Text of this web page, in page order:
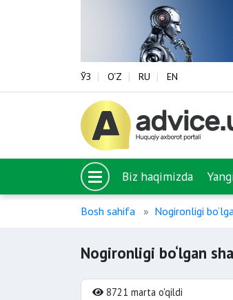
ЎЗ O‘Z RU EN
Biz haqimizda
Bosh sahifa Nogironligi
Nogironligi bo‘lgan
8721 marta o'qildi